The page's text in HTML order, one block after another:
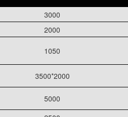
3000
2000
1050
3500*2000
5000